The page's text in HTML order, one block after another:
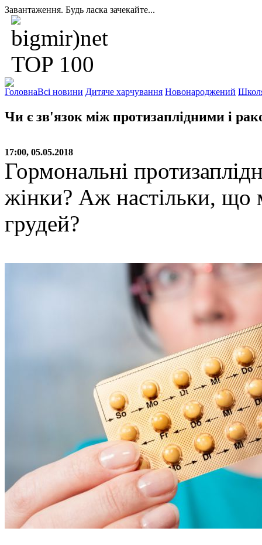
Завантаження. Будь ласка зачекайте...
ГоловнаВсі новини Дитяче харчування Новонароджений
Чи є зв'язок між протизаплідними і
17:00, 05.05.2018
Гормональні
жінки? Аж настільки, що
грудей?